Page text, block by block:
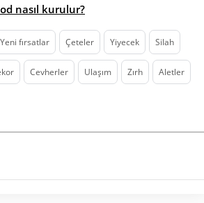
nasıl kurulur?
Yeni fırsatlar Çeteler Yiyecek Silah
Cevherler Ulaşım Zırh Aletler